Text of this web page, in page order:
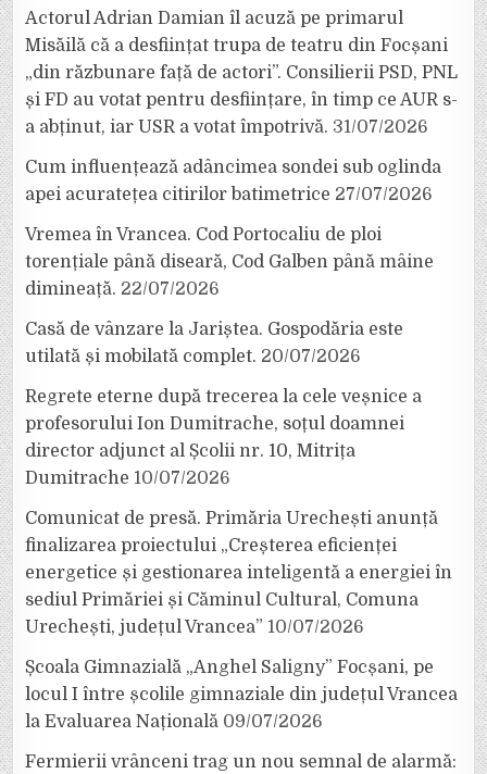
Actorul Adrian Damian îl acuză pe primarul
Misăilă că a desființat trupa de teatru din Focșani
„din răzbunare față de actori”. Consilierii PSD, PNL
și FD au votat pentru desființare, în timp ce AUR s-
a abținut, iar USR a votat împotrivă. 31/07/2026
Cum influențează adâncimea sondei sub oglinda
apei acuratețea citirilor batimetrice 27/07/2026
Vremea în Vrancea. Cod Portocaliu de ploi
torențiale până diseară, Cod Galben până mâine
dimineață. 22/07/2026
Casă de vânzare la Jariștea. Gospodăria este
utilată și mobilată complet. 20/07/2026
Regrete eterne după trecerea la cele veșnice a
profesorului Ion Dumitrache, soțul doamnei
director adjunct al Școlii nr. 10, Mitrița
Dumitrache 10/07/2026
Comunicat de presă. Primăria Urechești anunță
finalizarea proiectului „Creșterea eficienței
energetice și gestionarea inteligentă a energiei în
sediul Primăriei și Căminul Cultural, Comuna
Urechești, județul Vrancea” 10/07/2026
Școala Gimnazială „Anghel Saligny” Focșani, pe
locul I între școlile gimnaziale din județul Vrancea
la Evaluarea Națională 09/07/2026
Fermierii vrânceni trag un nou semnal de alarmă: